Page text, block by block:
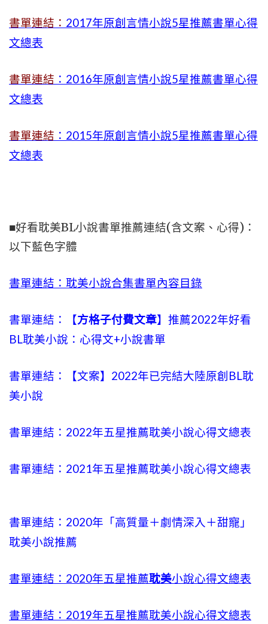
書單連結： 2017年原創言情小說5星推薦書單心得
文總表
書單連結 ：2016年原創言情小說5星推薦書單心得
文總表
書單連結 ：2015年原創言情小說5星推薦書單心得
文總表
■好看耽美BL小說書單推薦連結(含文案、心得)：
以下藍色字體
書單連結：耽美小說合集書單內容目錄
書單連結：【方格子付費文章】推薦2022年好看
BL耽美小說：心得文+小說書單
書單連結：【文案】2022年已完結大陸原創BL耽
美小說
書單連結：2022年五星推薦耽美小說心得文總表
書單連結：2021年五星推薦耽美小說心得文總表
書單連結：2020年「高質量＋劇情深入＋甜寵」
耽美小說推薦
書單連結：2020年五星推薦耽美小說心得文總表
書單連結：2019年五星推薦耽美小說心得文總表